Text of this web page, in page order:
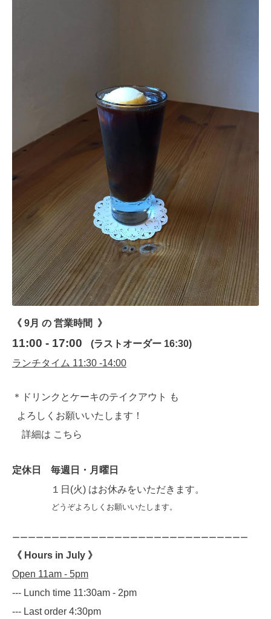
《 9月 の 営業時間 》
11:00 - 17:00
(ラストオーダー 16:30)
ランチタイム 11:30 -14:00
＊ドリンクとケーキのテイクアウト も
よろしくお願いいたします！
詳細は こちら
定休日 毎週日・月曜日
１日(火) はお休みをいただきます。
どうぞよろしくお願いいたします。
ーーーーーーーーーーーーーーーーーーーーーーーーーーーーーー
《 Hours in July 》
Open 11am - 5pm
--- Lunch time 11:30am - 2pm
--- Last order 4:30pm